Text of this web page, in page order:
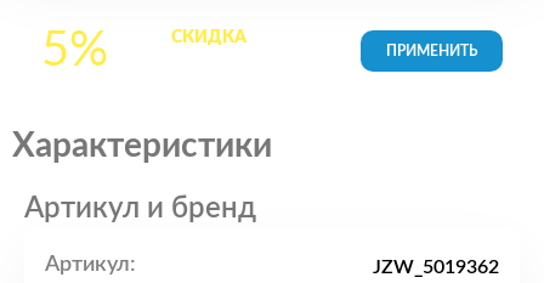
5% СКИДКАна все
Характеристики
Артикул и бренд
Артикул: JZW_5019362